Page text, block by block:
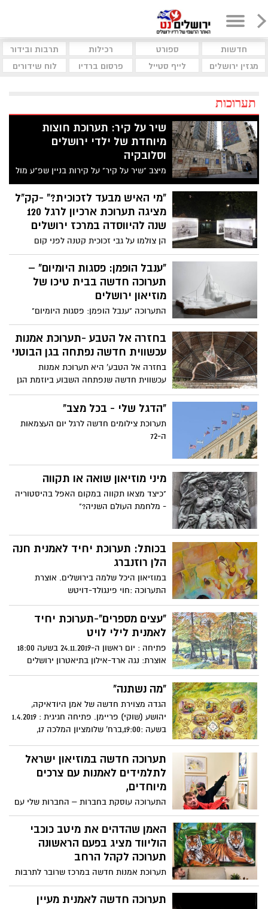
חדשות ספורט רכילות
תרבות ובידור
מגזין ירושלים
לייף סטייל פרסום ברדיו לוח שידורים
תערוכות
שיר על קיר: תערוכת חוצות
מיוחדת של ילדי ירושלים
וסלובקיה
מיצב "שיר על קיר" על קירות בניין שפ"ע מול
שוק מחנה יהודה, יציג יצירות של ילדי מרכז
ג'ינוגלי שנוצרו ברוח מלחמת חרבות ברזל,
בשיתוף שגרירות סלובקיה בישראל
"מי האיש מבעד לזכוכית?" -קק"ל
מציגה תערוכת ארכיון לרגל 120
שנה להיווסדה במרכז ירושלים
הן צולמו על גבי זכוכית קטנה לפני קום
המדינה וכעת הן זוכות להיות מוצגות בתיבות
אור ענקיות במרכז העיר ירושלים : בואו
להתרשם באוויר הפתוח מתערוכת ארכיון
ייחודית בשם "מבעד לזכוכית"
"ענבל הופמן: פסגות היומיום" –
תערוכה חדשה בבית טיכו של
מוזיאון ירושלים
התערוכה "ענבל הופמן: פסגות היומיום"
מציעה לנו להתרומם מן השגרה המקרקעת
ומהשהות הארוכה בבית בימי הקורונה ולבחון
במבט אחר את כל אותם חומרים לא־אהובים
אשפה, מגשי קלקר, ספוגיות פלא, צינורות
השקיה ועוד. הופמן מצליחה למצוא בהם חן
עולמות פנטסטיים
בחזרה אל הטבע -תערוכת אמנות
עכשווית חדשה נפתחה בגן הבוטני
בחזרה אל הטבע' היא תערוכת אמנות
עכשווית חדשה שנפתחה השבוע ביוזמת הגן
הבוטני האוניברסיטאי בירושלים ובשיתוף קרן
אאוטסט לאמנות עכשווית. אוצרת: הדס
"הדגל שלי - בכל מצב"
תערוכת צילומים חדשה לרגל יום העצמאות
ה-72
מיני מוזיאון שואה או תקווה
"כיצד מצאו תקווה במקום האפל בהיסטוריה
- מלחמת העולם השניה?"
בכותל: תערוכת יחיד לאמנית חנה
הלן רוזנברג
במוזיאון היכל שלמה בירושלים. אוצרת
התערוכה :חוי פינגולד-דויטש
"עצים מספרים"-תערוכת יחיד
לאמנית לילי לויט
פתיחה : יום ראשון ה-24.11.2019 בשעה 18:00
אוצרת: נגה ארד-אילון בתיאטרון ירושלים
"מה נשתנה"
הגדה מצוירת חדשה של אמן היודאיקה,
יהושע (שוקי) פריימן. פתיחה חגיגית : 1.4.2019
בשעה :19:00,ברח' שלומציון המלכה 17,
תערוכה חדשה במוזיאון ישראל
לתלמידים לאמנות עם צרכים
מיוחדים,
התערוכה עוסקת בחברות – החברות שלי עם
עצמי, מי אני, החברות שלי עם האחר, הקשר
בין חברי הקבוצה
האמן שהדהים את מיטב כוכבי
הוליווד מציג בפעם הראשונה
תערוכה לקהל הרחב
תערוכת אמנות חדשה במרכז שרובר לתרבות
ומתחם yes PLANET ירושלים, בה יציג
לראשונה האמן לירן ורדיאל עשרות פורטרטים
תערוכה חדשה לאמנית מעיין